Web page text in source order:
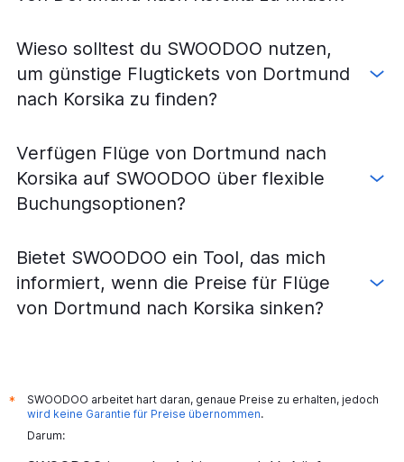
Flüge von München nach Beauvais Tille
Flüge von Frankfurt Hahn nach Paris-Orly
Flüge von Frankfurt Hahn nach Beauvais Tille
Flüge von Frankfurt Hahn nach Paris-Charles-de-Gaulle
Flüge von Bremen nach Paris-Charles-de-Gaulle
Flüge von Weeze, Niederrhein nach Paris-Orly
Flüge von Weeze, Niederrhein nach Beauvais Tille
Flüge von Bremen nach Beauvais Tille
Flüge von Frankfurt Hahn nach Nizza
Flüge von Hannover nach Paris-Charles-de-Gaulle
Flüge von Hamburg nach Nizza
Wieso solltest du SWOODOO nutzen,
um günstige Flugtickets von Dortmund
nach Korsika zu finden?
Verfügen Flüge von Dortmund nach
Korsika auf SWOODOO über flexible
Buchungsoptionen?
Bietet SWOODOO ein Tool, das mich
informiert, wenn die Preise für Flüge
von Dortmund nach Korsika sinken?
*
SWOODOO arbeitet hart daran, genaue Preise zu erhalten, jedoch
wird keine Garantie für Preise übernommen.
Darum: